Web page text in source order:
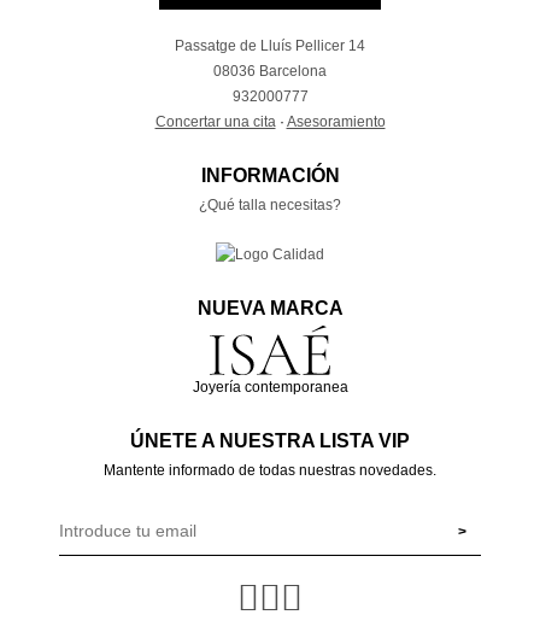
Passatge de Lluís Pellicer 14
08036 Barcelona
932000777
Concertar una cita· Asesoramiento
INFORMACIÓN
¿Qué talla necesitas?
NUEVA MARCA
Joyería contemporanea
ÚNETE A NUESTRA LISTA VIP
Mantente informado de todas nuestras novedades.